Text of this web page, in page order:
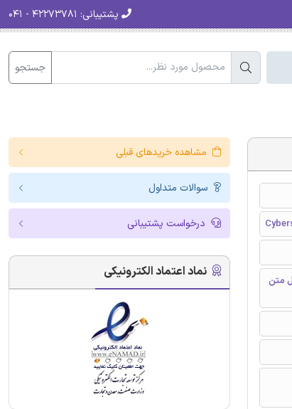
پشتیبانی:
جستجو
متن
مشاهده خریدهای قبلی
سوالات متداول
درخواست پشتیبانی
نماد اعتماد الکترونیکی